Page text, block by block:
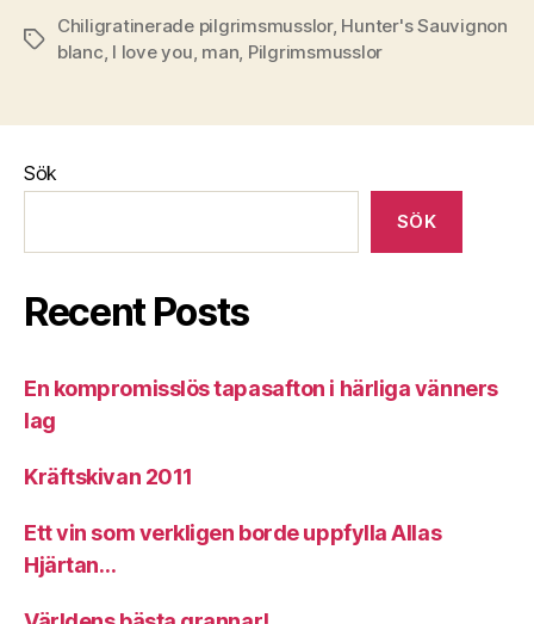
Etiketter
Chiligratinerade pilgrimsmusslor, Hunter's Sauvignon
blanc I love you man Pilgrimsmusslor
Sök
SÖK
Recent Posts
En kompromisslös tapasafton i härliga vänners
lag
Kräftskivan 2011
Ett vin som verkligen borde uppfylla Allas
Hjärtan…